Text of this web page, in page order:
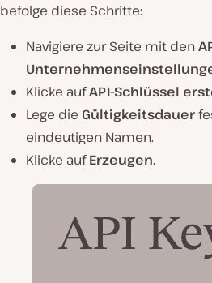
befolge diese Schritte:
Navigiere zur Seite mit den
Klicke aufAPI-Schlüssel
Lege die Gültigkeitsdauer
eindeutigen Namen.
Klicke aufErzeugen.